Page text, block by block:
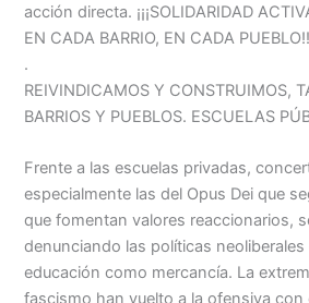
acción directa. ¡¡¡SOLIDARIDAD
EN CADA BARRIO, EN CADA
.
REIVINDICAMOS Y CONSTRUIMOS,
BARRIOS Y PUEBLOS. ESCUELAS
Frente a las escuelas privadas,
especialmente las del Opus Dei que
que fomentan valores reaccionarios,
denunciando las políticas neoliberales
educación como mercancía. La
fascismo han vuelto a la ofensiva con